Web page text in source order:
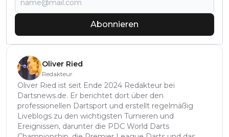
Abonnieren
Oliver Ried
Redakteur
Oliver Ried ist seit Ende 2024 Redakteur bei
Dartsnews.de. Er berichtet dort über den
professionellen Dartsport und erstellt regelmäßig
Liveblogs zu den wichtigsten Turnieren und
Ereignissen, darunter die PDC World Darts